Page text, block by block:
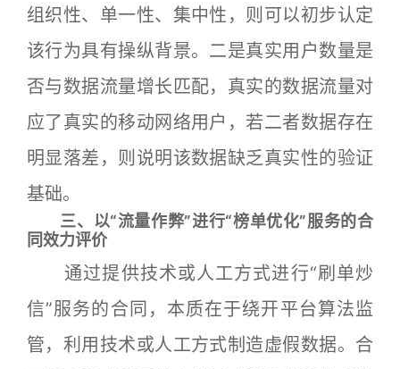
组织性、单一性、集中性，则可以初步认定
该行为具有操纵背景。二是真实用户数量是
否与数据流量增长匹配，真实的数据流量对
应了真实的移动网络用户，若二者数据存在
明显落差，则说明该数据缺乏真实性的验证
基础。
三、以“流量作弊”进行“榜单优化”服务的合
同效力评价
通过提供技术或人工方式进行“刷单炒
信”服务的合同，本质在于绕开平台算法监
管，利用技术或人工方式制造虚假数据。合